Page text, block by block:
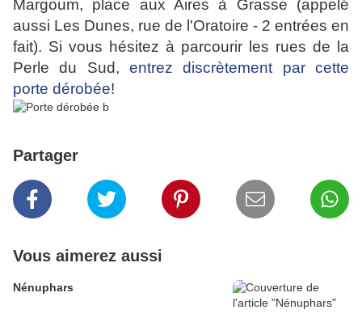
Margoum, place aux Aires à Grasse (appelé
aussi Les Dunes, rue de l'Oratoire - 2 entrées en
fait). Si vous hésitez à parcourir les rues de la
Perle du Sud, entrez discrètement par cette
porte dérobée!
Partager
Vous aimerez aussi
Nénuphars